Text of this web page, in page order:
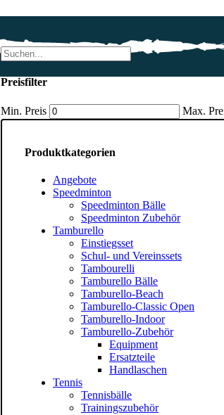
Preisfilter
Min. Preis Max.
Produktkategorien
Angebote
Speedminton
Speedminton Bälle
Speedminton Zubehör
Tamburello
Einstiegsset
Schul- und Vereinssets
Tambourelli
Tamburello Bälle
Tamburello-Beach
Tamburello-Classic Open
Tamburello-Indoor
Tamburello-Zubehör
Equipment
Ersatzteile
Handlaschen
Tennis
Tennisbälle
Trainingszubehör